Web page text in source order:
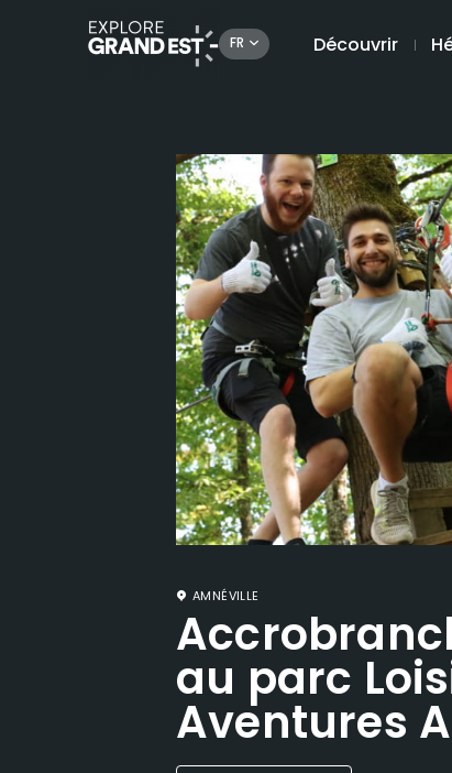
FR Découvrir
AMNÉVILLE
au parc
Aventures